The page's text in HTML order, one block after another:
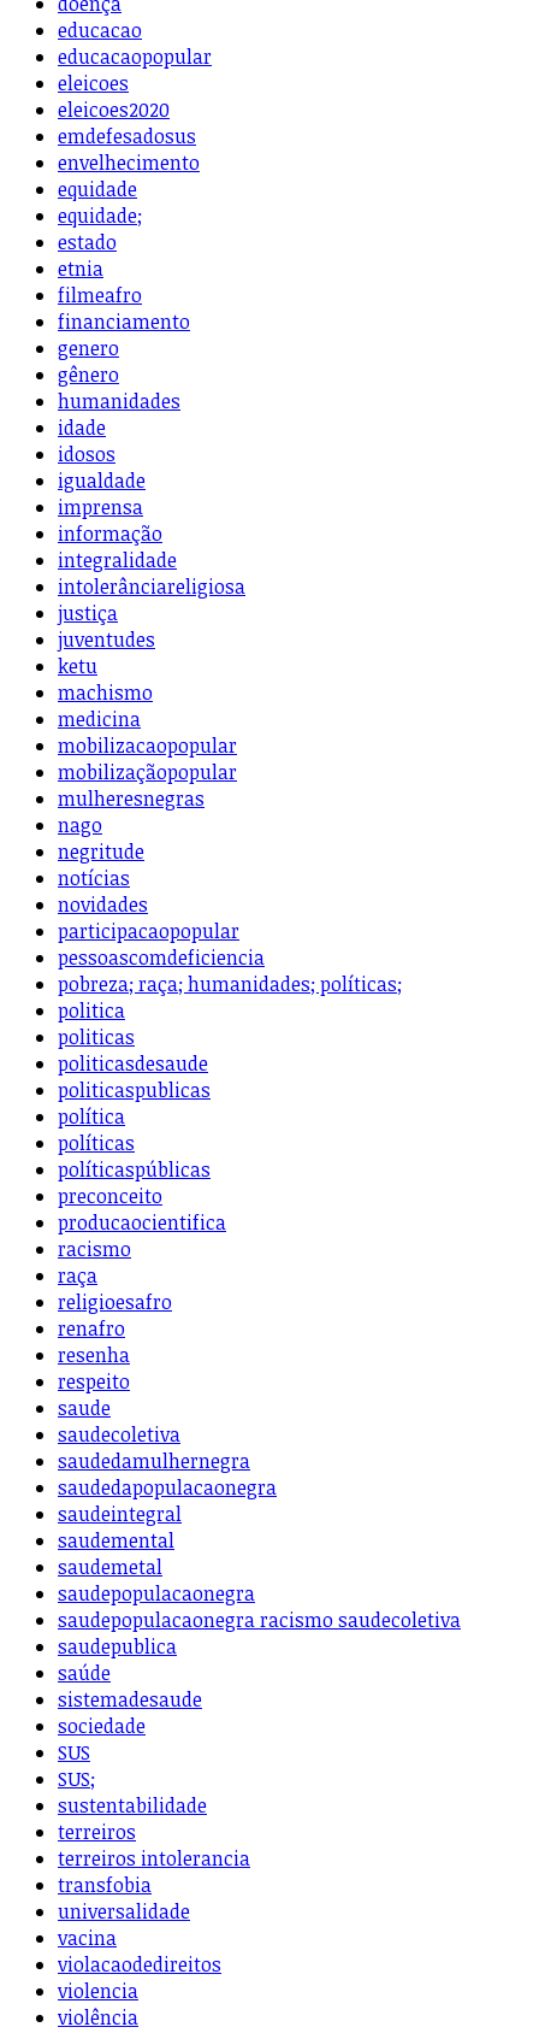
educacao
educacaopopular
eleicoes
eleicoes2020
emdefesadosus
envelhecimento
equidade
equidade;
estado
etnia
filmeafro
financiamento
genero
gênero
humanidades
idade
idosos
igualdade
imprensa
informação
integralidade
intolerânciareligiosa
justiça
juventudes
ketu
machismo
medicina
mobilizacaopopular
mobilizaçãopopular
mulheresnegras
nago
negritude
notícias
novidades
participacaopopular
pessoascomdeficiencia
pobreza; raça; humanidades; políticas;
politica
politicas
politicasdesaude
politicaspublicas
política
políticas
políticaspúblicas
preconceito
producaocientifica
racismo
raça
religioesafro
renafro
resenha
respeito
saude
saudecoletiva
saudedamulhernegra
saudedapopulacaonegra
saudeintegral
saudemental
saudemetal
saudepopulacaonegra
saudepopulacaonegra racismo saudecoletiva
saudepublica
saúde
sistemadesaude
sociedade
SUS
SUS;
sustentabilidade
terreiros
terreiros intolerancia
transfobia
universalidade
vacina
violacaodedireitos
violencia
violência